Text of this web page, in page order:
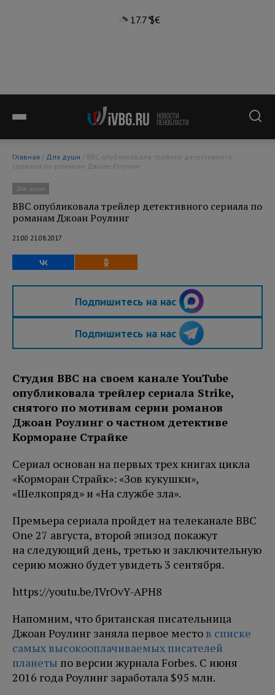
17.7°$€
Главная / Для души
сериала по романам Джоан Роулинг
Для души
BBC опубликовала трейлер детективного сериала по
романам Джоан Роулинг
21:00 21.08.2017
Подпишитесь на нас
Подпишитесь на нас
Студия BBC на своем канале YouTube
опубликовала трейлер сериала Strike,
снятого по мотивам серии романов
Джоан Роулинг о частном детективе
Корморане Страйке
Сериал основан на первых трех книгах цикла
«Корморан Страйк»: «Зов кукушки»,
«Шелкопряд» и «На службе зла».
Премьера сериала пройдет на телеканале BBC
One 27 августа, второй эпизод покажут
на следующий день, третью и заключительную
серию можно будет увидеть 3 сентября.
https://youtu.be/IVrOvY-APH8
Напомним, что британская писательница
Джоан Роулинг заняла первое место в списке
самых высокооплачиваемых писателей
планеты по версии журнала Forbes. С июня
2016 года Роулинг заработала $95 млн.